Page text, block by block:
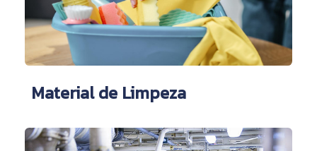
Material de Limpeza